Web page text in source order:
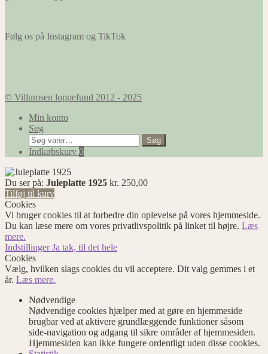
Følg os på Instagram og TikTok
© Villumsen loppefund 2012 - 2025
Min konto
Søg
Søg
efter:
Søg
Indkøbskurv 0
Du ser på: Juleplatte 1925 kr. 250,00
Tilføj til kurv
Cookies
Vi bruger cookies til at forbedre din oplevelse på vores hjemmeside.
Du kan læse mere om vores privatlivspolitik på linket til højre. Læs
mere.
IndstillingerJa tak, til det hele
Cookies
Vælg, hvilken slags cookies du vil acceptere. Dit valg gemmes i et
år. Læs mere.
Nødvendige
Nødvendige cookies hjælper med at gøre en hjemmeside
brugbar ved at aktivere grundlæggende funktioner såsom
side-navigation og adgang til sikre områder af hjemmesiden.
Hjemmesiden kan ikke fungere ordentligt uden disse cookies.